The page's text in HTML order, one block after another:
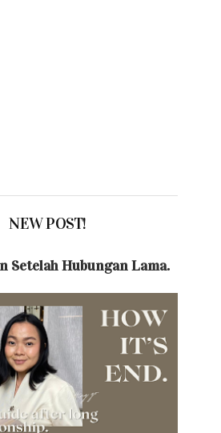
NEW POST!
Setelah Hubungan Lama.